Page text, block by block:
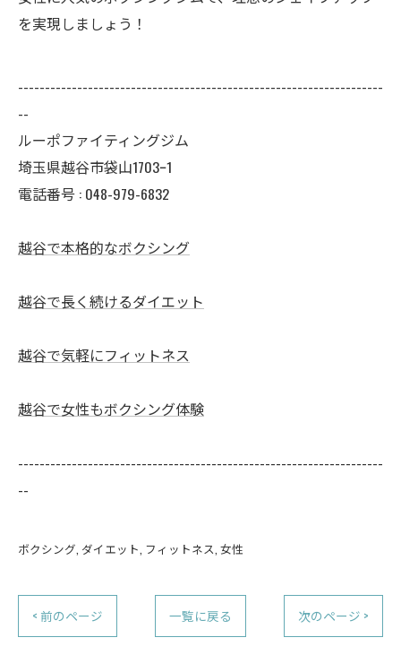
を実現しましょう！
--------------------------------------------------------------------
--
ルーポファイティングジム
埼玉県越谷市袋山1703ｰ1
電話番号 : 048-979-6832
越谷で本格的なボクシング
越谷で長く続けるダイエット
越谷で気軽にフィットネス
越谷で女性もボクシング体験
--------------------------------------------------------------------
--
ボクシング ダイエット フィットネス 女性
< 前のページ 一覧に戻る 次のページ >